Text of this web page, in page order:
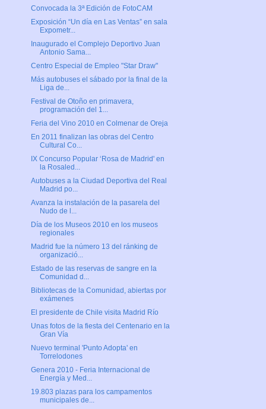
Convocada la 3ª Edición de FotoCAM
Exposición “Un día en Las Ventas” en sala
Expometr...
Inaugurado el Complejo Deportivo Juan
Antonio Sama...
Centro Especial de Empleo "Star Draw"
Más autobuses el sábado por la final de la
Liga de...
Festival de Otoño en primavera,
programación del 1...
Feria del Vino 2010 en Colmenar de Oreja
En 2011 finalizan las obras del Centro
Cultural Co...
IX Concurso Popular ‘Rosa de Madrid' en
la Rosaled...
Autobuses a la Ciudad Deportiva del Real
Madrid po...
Avanza la instalación de la pasarela del
Nudo de l...
Día de los Museos 2010 en los museos
regionales
Madrid fue la número 13 del ránking de
organizació...
Estado de las reservas de sangre en la
Comunidad d...
Bibliotecas de la Comunidad, abiertas por
exámenes
El presidente de Chile visita Madrid Río
Unas fotos de la fiesta del Centenario en la
Gran Vía
Nuevo terminal 'Punto Adopta' en
Torrelodones
Genera 2010 - Feria Internacional de
Energía y Med...
19.803 plazas para los campamentos
municipales de...